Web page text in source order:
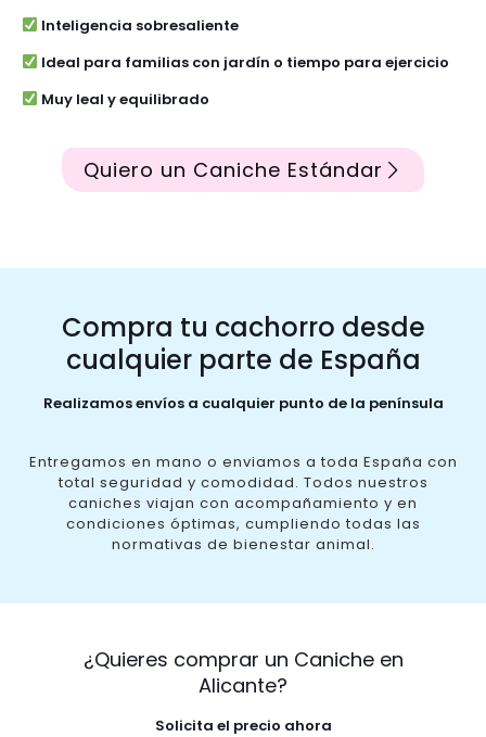
Inteligencia sobresaliente
Ideal para familias con jardín o tiempo para ejercicio
Muy leal y equilibrado
Quiero un Caniche Estándar
Compra tu cachorro desde
cualquier parte de España
Realizamos envíos a cualquier punto de la península
Entregamos en mano o enviamos a toda España con
total seguridad y comodidad. Todos nuestros
caniches viajan con acompañamiento y en
condiciones óptimas, cumpliendo todas las
normativas de bienestar animal.
¿Quieres comprar un Caniche en
Alicante?
Solicita el precio ahora